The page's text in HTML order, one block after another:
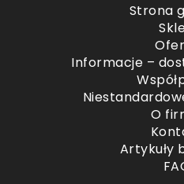
Strona
Informacje –
O
Artykuły